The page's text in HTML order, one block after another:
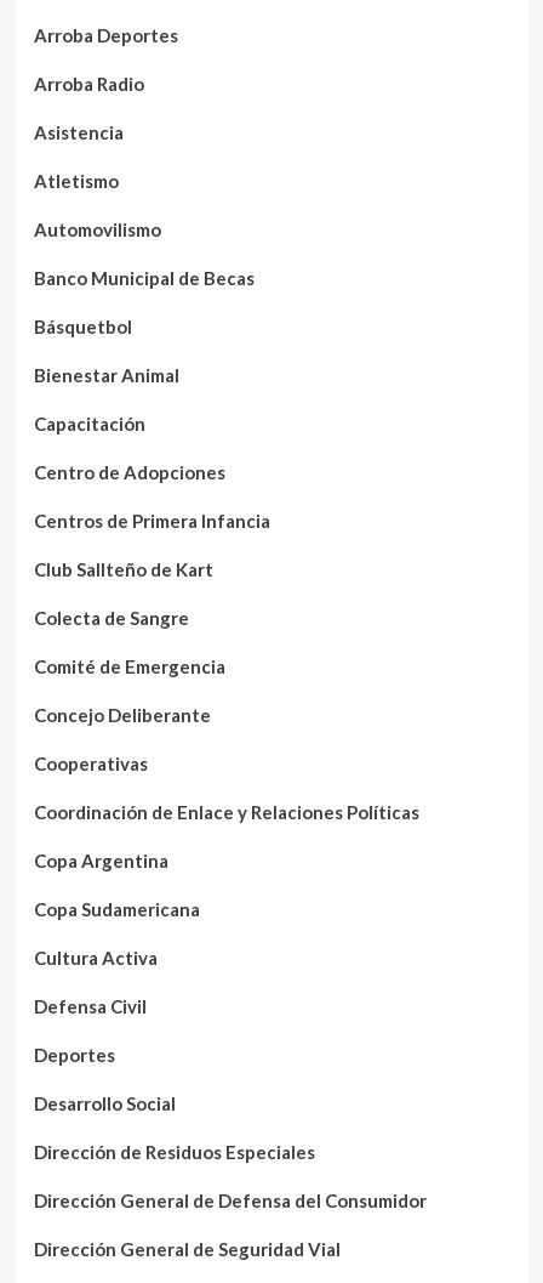
Arroba Deportes
Arroba Radio
Asistencia
Atletismo
Automovilismo
Banco Municipal de Becas
Básquetbol
Bienestar Animal
Capacitación
Centro de Adopciones
Centros de Primera Infancia
Club Sallteño de Kart
Colecta de Sangre
Comité de Emergencia
Concejo Deliberante
Cooperativas
Coordinación de Enlace y Relaciones Políticas
Copa Argentina
Copa Sudamericana
Cultura Activa
Defensa Civil
Deportes
Desarrollo Social
Dirección de Residuos Especiales
Dirección General de Defensa del Consumidor
Dirección General de Seguridad Vial